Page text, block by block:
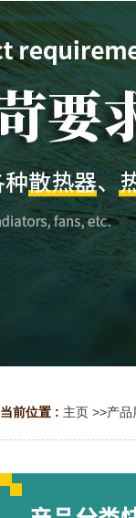
当前位置 : 主页 >>产品